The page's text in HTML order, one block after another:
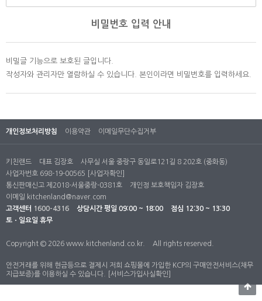
비밀번호 입력 안내
비밀글 기능으로 보호된 글입니다.
작성자와 관리자만 열람하실 수 있습니다. 본인이라면 비밀번호를 입력하세요.
개인정보처리방침 이용약관 이메일무단수집거부
키친랜드 대표 김장호
사무실 서울 중랑구 동일로121길 8 202호 (중화동)
사업자번호 698-19-00565
[사업자확인]
통신판매신고 제2018-서울중랑-0381호
개인정 보호책임자 김장호
이메일 kitchenland@naver.com
고객센터 1600-4316 상담시간 평일 09:00 ~ 18:00
점심 12:30 ~ 13:30
토ㆍ일요일 휴무
Copyright © 2026 www.kitchenland.co.kr. All rights reserved.
안전거래를 위해 현금등으로 결제시 저희 쇼핑몰에 가입한 KCP의 구매안전서비스(채무
지급보증)를 이용하실 수 있습니다.
[서비스가입사실확인]